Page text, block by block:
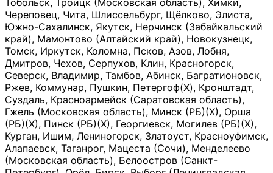
Тобольск, Троицк (Московская область), Химки,
Череповец, Чита, Шлиссельбург, Щёлково, Элиста,
Южно-Сахалинск, Якутск, Нерчинск (Забайкальский
край), Мамонтово (Алтайский край), Новокузнецк,
Томск, Иркутск, Коломна, Псков, Азов, Лобня,
Дмитров, Чехов, Серпухов, Клин, Красногорск,
Северск, Владимир, Тамбов, Абинск, Багратионовск,
Ржев, Коммунар, Пушкин, Петергоф(Х), Кронштадт,
Суздаль, Красноармейск (Саратовская область),
Гжель (Московская область), Минск (РБ)(Х), Орша
(РБ)(Х), Пинск (РБ)(Х), Георгиевск, Могилев (РБ)(Х),
Курган, Ишим, Лениногорск, Златоуст, Красноуфимск,
Алапаевск, Таганрог, Мацеста (Сочи), Менделеево
(Московская область), Белоостров (Санкт-